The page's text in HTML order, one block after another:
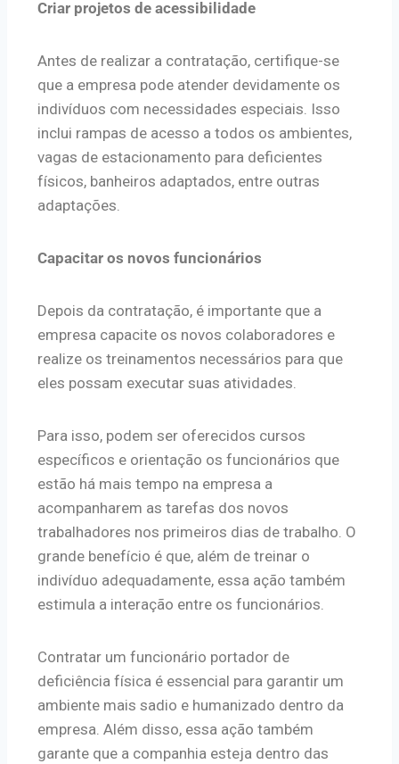
Criar projetos de acessibilidade
Antes de realizar a contratação, certifique-se
que a empresa pode atender devidamente os
indivíduos com necessidades especiais. Isso
inclui rampas de acesso a todos os ambientes,
vagas de estacionamento para deficientes
físicos, banheiros adaptados, entre outras
adaptações.
Capacitar os novos funcionários
Depois da contratação, é importante que a
empresa capacite os novos colaboradores e
realize os treinamentos necessários para que
eles possam executar suas atividades.
Para isso, podem ser oferecidos cursos
específicos e orientação os funcionários que
estão há mais tempo na empresa a
acompanharem as tarefas dos novos
trabalhadores nos primeiros dias de trabalho. O
grande benefício é que, além de treinar o
indivíduo adequadamente, essa ação também
estimula a interação entre os funcionários.
Contratar um funcionário portador de
deficiência física é essencial para garantir um
ambiente mais sadio e humanizado dentro da
empresa. Além disso, essa ação também
garante que a companhia esteja dentro das